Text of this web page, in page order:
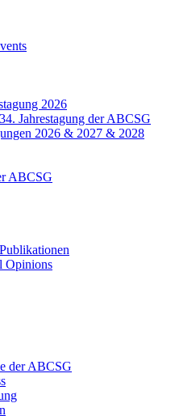
2026
Jahrestagung der ABCSG
2026 & 2027 & 2028
ABCSG
Opinions
der ABCSG